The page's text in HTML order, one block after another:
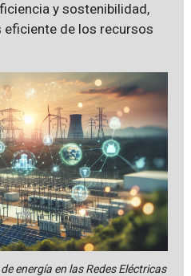
y sostenibilidad,
de los recursos
energía en las Redes Eléctricas